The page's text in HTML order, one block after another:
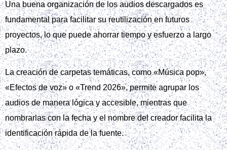
Una buena organización de los audios descargados es
fundamental para facilitar su reutilización en futuros
proyectos, lo que puede ahorrar tiempo y esfuerzo a largo
plazo.
La creación de carpetas temáticas, como «Música pop»,
«Efectos de voz» o «Trend 2026», permite agrupar los
audios de manera lógica y accesible, mientras que
nombrarlas con la fecha y el nombre del creador facilita la
identificación rápida de la fuente.